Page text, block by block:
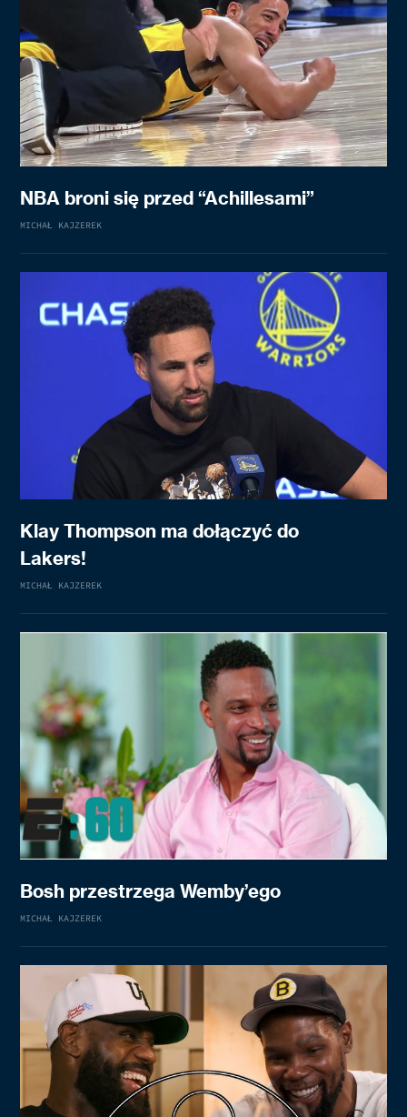
NBA broni się przed “Achillesami”
MICHAŁ KAJZEREK
Klay Thompson ma dołączyć do
Lakers!
MICHAŁ KAJZEREK
Bosh przestrzega Wemby’ego
MICHAŁ KAJZEREK